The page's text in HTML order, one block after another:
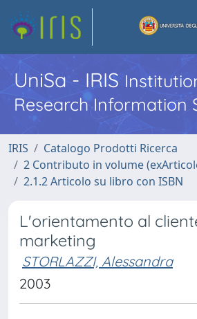
UniSa - IRIS
Research Information
IRIS
Catalogo Prodotti Ricerca
2 Contributo in volume
2.1.2 Articolo su libro con ISBN
L'orientamento al
marketing
STORLAZZI, Alessandra
2003